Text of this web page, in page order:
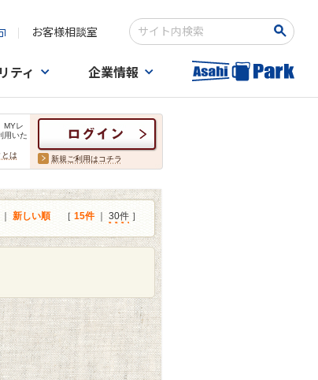
お客様相談室
検索キーワード入力
ティ 企業情報
MYレ
用いた
は 新規ご利用はコチラ
新しい順 ［ 15件｜ 30件 ］